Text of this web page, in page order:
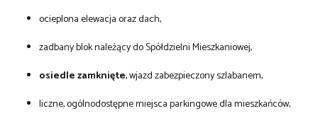
ocieplona elewacja oraz dach,
zadbany blok należący do Spółdzielni Mieszkaniowej,
osiedle zamknięte, wjazd zabezpieczony szlabanem,
liczne, ogólnodostępne miejsca parkingowe dla mieszkańców,